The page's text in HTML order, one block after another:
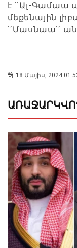
է ՛՛Ալ-Գամաա
մեքենային
՛՛Մասնաա՛՛
18 Մայիս, 2024